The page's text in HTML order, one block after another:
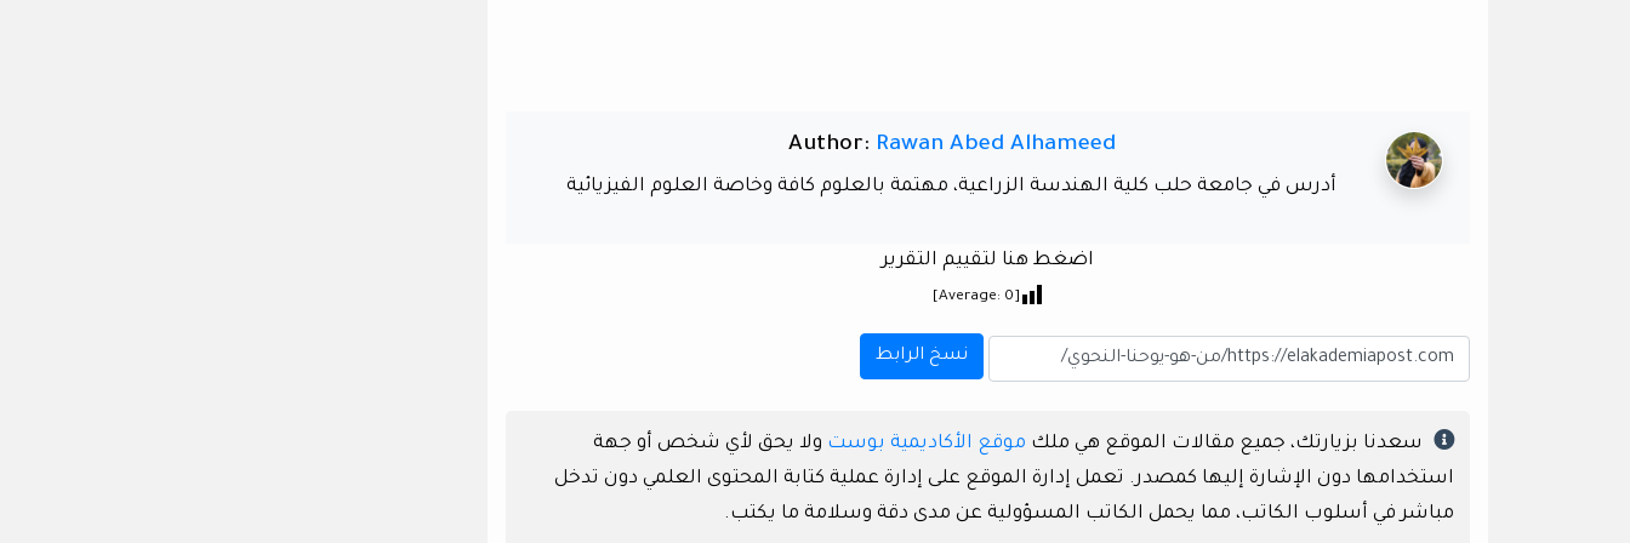
Author: Rawan Abed Alhameed
أدرس في جامعة حلب كلية الهندسة الزراعية، مهتمة بالعلوم كافة وخاصة العلوم الفيزيائية
اضغط هنا لتقييم التقرير
[Average:
0
]
نسخ الرابط
سعدنا بزيارتك، جميع مقالات الموقع هي ملك موقع الأكاديمية بوست ولا يحق لأي شخص أو جهة
استخدامها دون الإشارة إليها كمصدر. تعمل إدارة الموقع على إدارة عملية كتابة المحتوى العلمي دون تدخل
مباشر في أسلوب الكاتب، مما يحمل الكاتب المسؤولية عن مدى دقة وسلامة ما يكتب.